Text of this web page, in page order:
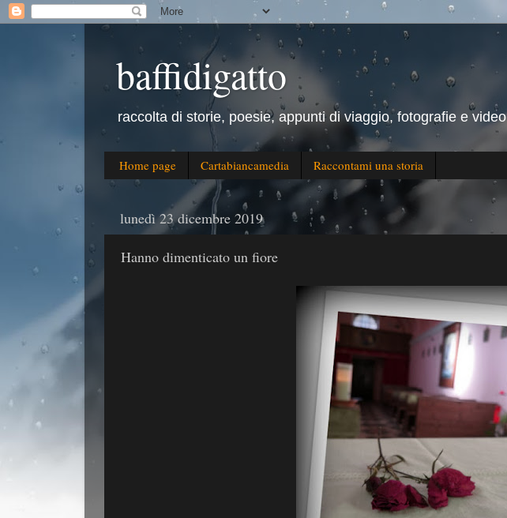
baffidigatto
raccolta di storie, poesie, appunti di viaggio, fotografie e video
Home page Cartabiancamedia Raccontami una storia
lunedì 23 dicembre 2019
Hanno dimenticato un fiore